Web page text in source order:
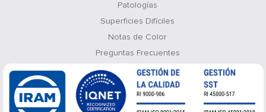
Patologías
Superficies Difíciles
Notas de Color
Preguntas Frecuentes